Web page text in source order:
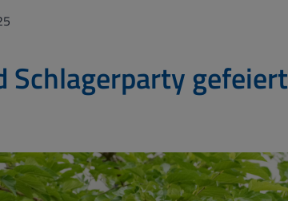
gefeiert